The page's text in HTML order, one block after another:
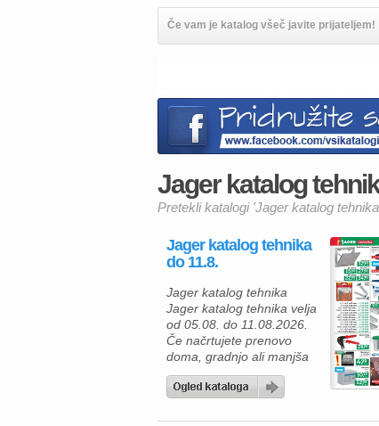
Če vam je katalog všeč javite prijateljem!
Jager katalog
Pretekli katalogi 'Jager katalog
Jager katalog tehnika
do 11.8.
Jager katalog tehnika
Jager katalog tehnika velja
od 05.08. do 11.08.2026.
Če načrtujete prenovo
doma, gradnjo ali manjša
obnovitvena dela, vas v
katalogu Jager Tehnika
kakovostnega gradbenega